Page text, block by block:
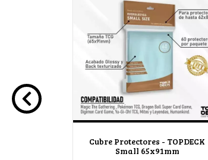
Cubre Protectores - TOPDECK
Small 65x91mm